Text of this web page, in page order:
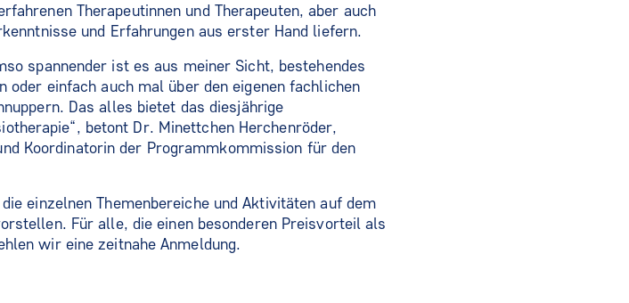
Therapeutinnen und Therapeuten, aber auch
und Erfahrungen aus erster Hand liefern.
spannender ist es aus meiner Sicht, bestehendes
einfach auch mal über den eigenen fachlichen
Das alles bietet das diesjährige
betont Dr. Minettchen Herchenröder,
Koordinatorin der Programmkommission für den
einzelnen Themenbereiche und Aktivitäten auf dem
Für alle, die einen besonderen Preisvorteil als
wir eine zeitnahe Anmeldung.